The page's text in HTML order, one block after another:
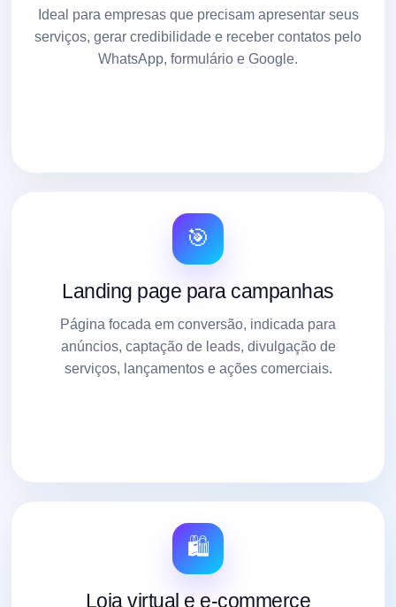
Ideal para empresas que precisam apresentar seus
serviços, gerar credibilidade e receber contatos pelo
WhatsApp, formulário e Google.
🎯
Landing page para campanhas
Página focada em conversão, indicada para
anúncios, captação de leads, divulgação de
serviços, lançamentos e ações comerciais.
🛍️
Loja virtual e e-commerce